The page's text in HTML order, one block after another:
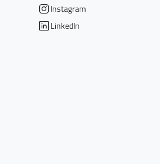
Instagram
LinkedIn